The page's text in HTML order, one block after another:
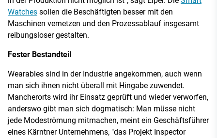
Watches sollen die Beschäftigten besser mit den
Maschinen vernetzen und den Prozessablauf insgesamt
reibungsloser gestalten.
Fester Bestandteil
Wearables sind in der Industrie angekommen, auch wenn
man sich ihnen nicht überall mit Hingabe zuwendet.
Mancherorts wird ihr Einsatz geprüft und wieder verworfen,
anderswo gibt man sich dogmatisch: Man müsse nicht
jede Modeströmung mitmachen, meint ein Geschäftsführer
eines Kärntner Unternehmens, "das Projekt Inspector